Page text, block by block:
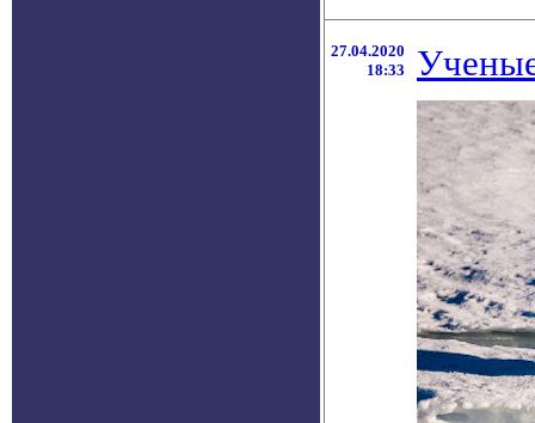
27.04.2020
18:33